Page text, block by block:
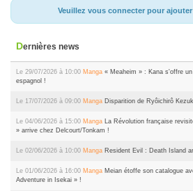
Veuillez vous connecter pour
Dernières news
Le 29/07/2026 à 10:00 Manga « Meaheim » : Kana s'offre
espagnol !
Le 17/07/2026 à 09:00 Manga Disparition de Ryôichirô
Le 04/06/2026 à 15:00 Manga
La Révolution française
» arrive chez Delcourt/Tonkam !
Le 02/06/2026 à 10:00 Manga Resident Evil : Death Island
Le 01/06/2026 à 16:00 Manga Meian étoffe son catalogue
Adventure in Isekai » !